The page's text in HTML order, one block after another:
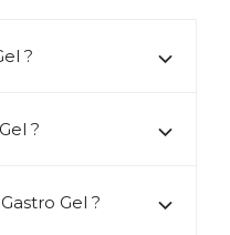
?
?
Gel ?